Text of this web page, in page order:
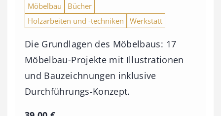
Möbelbau
Bücher
Holzarbeiten und -techniken
Werkstatt
Die Grundlagen des Möbelbaus: 17
Möbelbau-Projekte mit Illustrationen
und Bauzeichnungen inklusive
Durchführungs-Konzept.